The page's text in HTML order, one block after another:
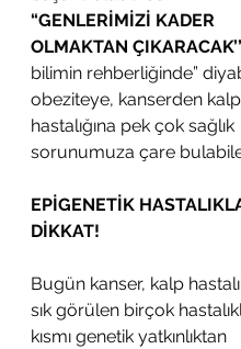
“GENLERİMİZİ KADER
OLMAKTAN ÇIKARACAK’’
bilimin rehberliğinde”
obeziteye, kanserden
hastalığına pek çok sağlık
sorunumuza çare
EPİGENETİK
DİKKAT!
Bugün kanser, kalp
sık görülen birçok
kısmı genetik yatkınlıktan